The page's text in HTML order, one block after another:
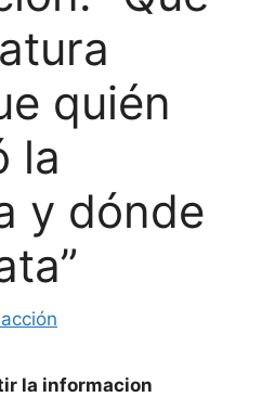
quién
la
y dónde
la informacion